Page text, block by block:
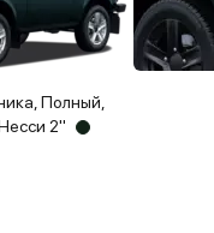
Полный,
2"